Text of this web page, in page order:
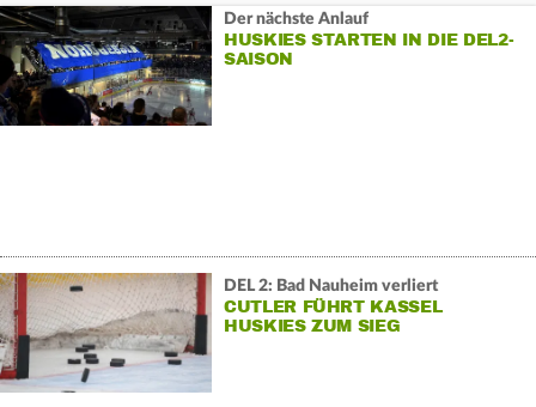
Der nächste Anlauf
HUSKIES STARTEN IN DIE DEL2-
SAISON
DEL 2: Bad Nauheim verliert
CUTLER FÜHRT KASSEL
HUSKIES ZUM SIEG